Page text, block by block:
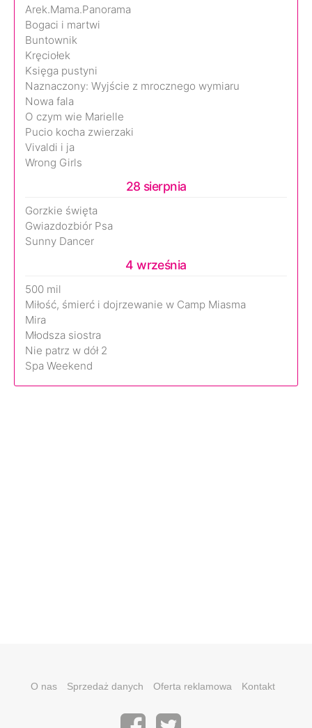
Arek.Mama.Panorama
Bogaci i martwi
Buntownik
Kręciołek
Księga pustyni
Naznaczony: Wyjście z mrocznego wymiaru
Nowa fala
O czym wie Marielle
Pucio kocha zwierzaki
Vivaldi i ja
Wrong Girls
28 sierpnia
Gorzkie święta
Gwiazdozbiór Psa
Sunny Dancer
4 września
500 mil
Miłość, śmierć i dojrzewanie w Camp Miasma
Mira
Młodsza siostra
Nie patrz w dół 2
Spa Weekend
O nas Sprzedaż danych Oferta reklamowa Kontakt